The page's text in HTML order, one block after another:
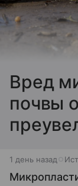
Вред
почвы
1 день назад